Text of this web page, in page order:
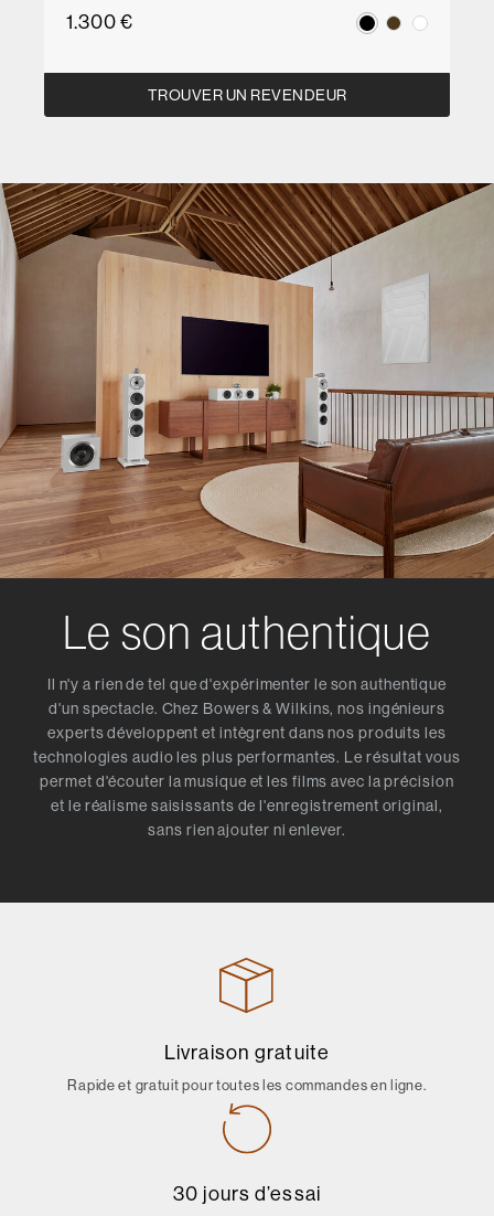
1.300 €
TROUVER UN REVENDEUR
Le son authentique
Il n'y a rien de tel que d'expérimenter le son authentique
d'un spectacle. Chez Bowers & Wilkins, nos ingénieurs
experts développent et intègrent dans nos produits les
technologies audio les plus performantes. Le résultat vous
permet d'écouter la musique et les films avec la précision
et le réalisme saisissants de l'enregistrement original,
sans rien ajouter ni enlever.
Livraison gratuite
Rapide et gratuit pour toutes les commandes en ligne.
30 jours d’essai